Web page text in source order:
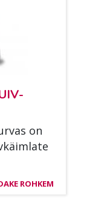
on
ROHKEM